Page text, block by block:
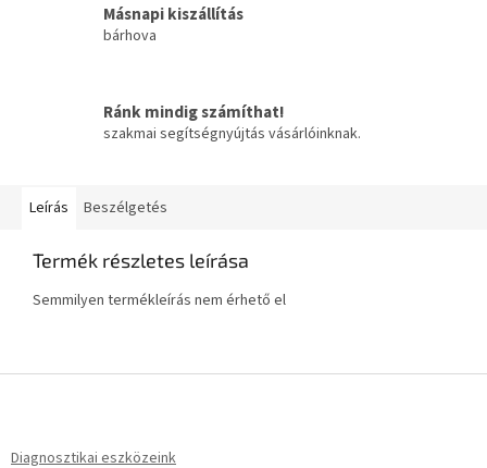
Másnapi kiszállítás
bárhova
Ránk mindig számíthat!
szakmai segítségnyújtás vásárlóinknak.
Leírás Beszélgetés
Termék részletes leírása
Semmilyen termékleírás nem érhető el
Diagnosztikai eszközeink